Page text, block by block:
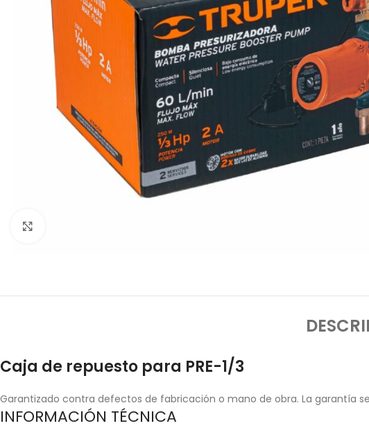
Caja de repuesto para PRE-1/3
Garantizado contra defectos de fabricación o mano de obra. La garantía
INFORMACIÓN TÉCNICA